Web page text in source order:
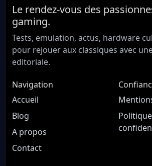
Le rendez-vous des
gaming.
Tests, emulation, actus, hardware
pour rejouer aux classiques avec
editoriale.
Navigation
Accueil
Blog
A propos
Contact